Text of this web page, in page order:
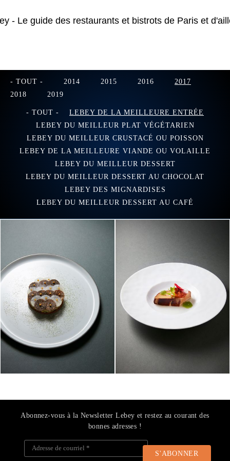
- TOUT - 2014 2015 2016
2017
2018
2019
- TOUT -
LEBEY DE LA MEILLEURE ENTRÉE
LEBEY DU MEILLEUR PLAT VÉGÉTARIEN
LEBEY DU MEILLEUR CRUSTACÉ OU POISSON
LEBEY DE LA MEILLEURE VIANDE OU VOLAILLE
LEBEY DU MEILLEUR DESSERT
LEBEY DU MEILLEUR DESSERT AU CHOCOLAT
LEBEY DES MIGNARDISES
LEBEY DU MEILLEUR DESSERT AU CAFÉ
Abonnez-vous à la Newsletter Lebey et restez au courant des
bonnes adresses !
Adresse de courriel